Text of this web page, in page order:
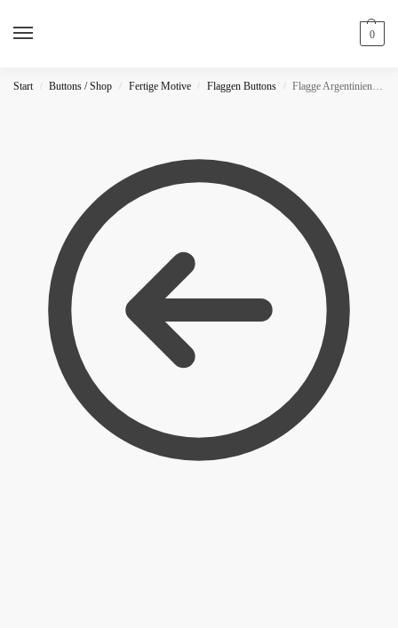
0
Start / Buttons / Shop / Fertige Motive / Flaggen Buttons / Flagge Argentinien Button